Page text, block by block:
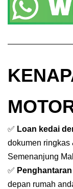
✅ Loan kedai
dokumen ringkas
Semenanjung
✅
depan rumah